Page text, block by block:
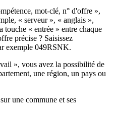
mot-clé, n° d'offre »,
« serveur », « anglais »,
touche « entrée » entre chaque
précise ? Saisissez
exemple 049RSNK.
», vous avez la possibilité de
une région, un pays ou
une commune et ses